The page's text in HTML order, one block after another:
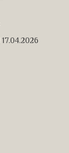
17.04.2026